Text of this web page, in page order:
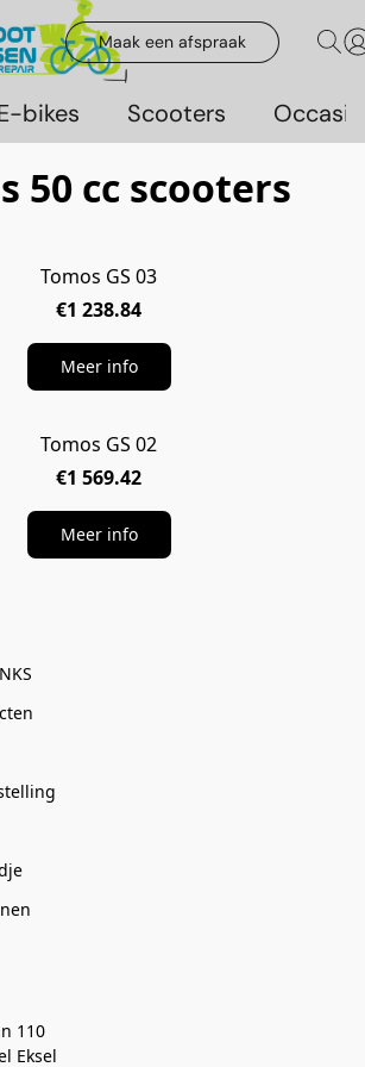
Maak een afspraak
bikes Scooters
50 cc scooters
Tomos GS 03
€1 238.84
Meer info
Tomos GS 02
€1 569.42
Meer info
110
Eksel